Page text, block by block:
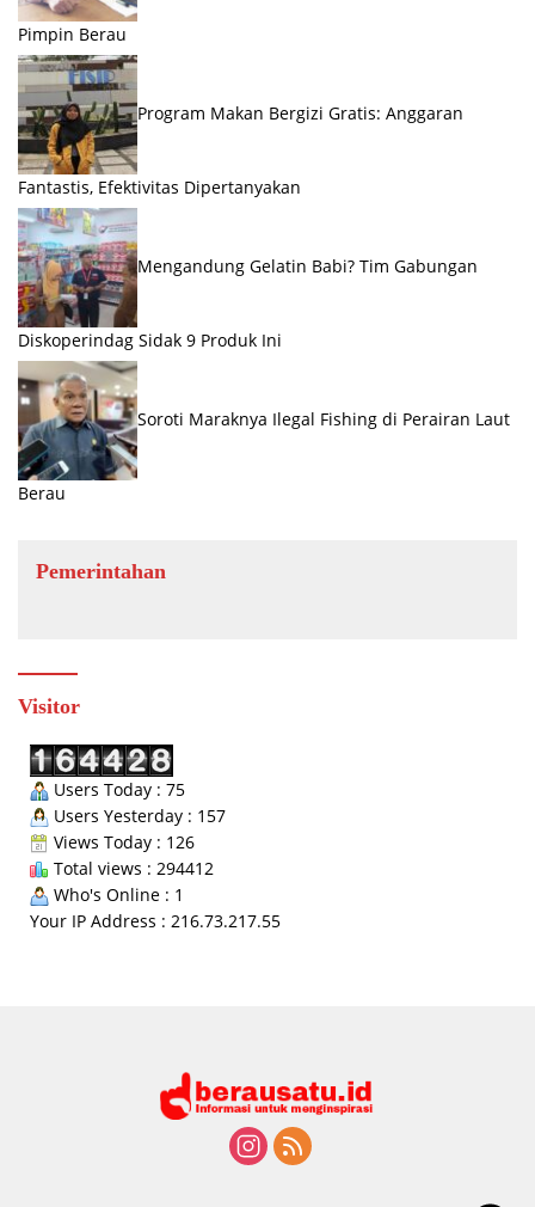
Pimpin Berau
Program Makan Bergizi Gratis: Anggaran
Fantastis, Efektivitas Dipertanyakan
Mengandung Gelatin Babi? Tim Gabungan
Diskoperindag Sidak 9 Produk Ini
Soroti Maraknya Ilegal Fishing di Perairan Laut
Berau
Pemerintahan
Visitor
Users Today : 75
Users Yesterday : 157
Views Today : 126
Total views : 294412
Who's Online : 1
Your IP Address : 216.73.217.55